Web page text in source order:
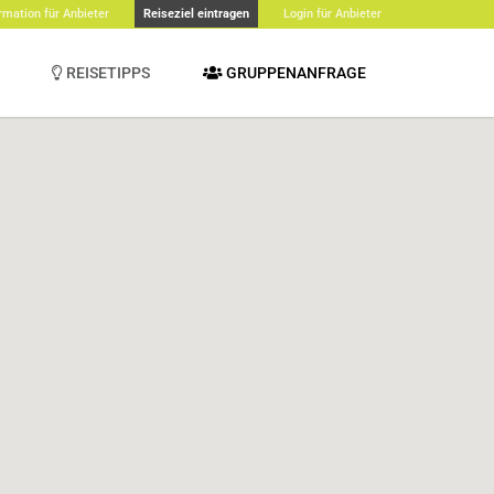
für Anbieter Reiseziel eintragen Login für Anbieter
REISETIPPS GRUPPENANFRAGE